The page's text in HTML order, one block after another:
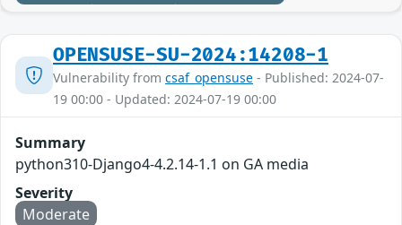
OPENSUSE-SU-2024:14208-1
Vulnerability from csaf_opensuse - Published: 2024-07-
19 00:00 - Updated: 2024-07-19 00:00
Summary
python310-Django4-4.2.14-1.1 on GA media
Severity
Moderate